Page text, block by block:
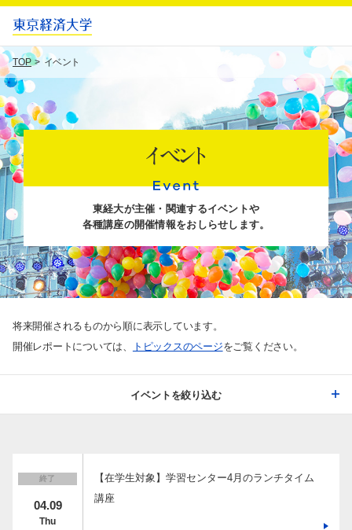
TOP イベント
イベント
東経大が主催・関連するイベントや
各種講座の開催情報をおしらせします。
将来開催されるものから順に表示しています。
開催レポートについては、
トピックスのページをご覧ください。
イベントを絞り込む
終了
04.09
Thu
【在学生対象】学習センター4月のランチタイム
講座